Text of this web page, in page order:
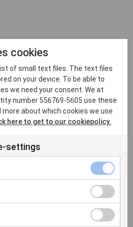
för att ansluta
cookies
of small text files. The text files
on your device. To be able to
we need your consent. We at
number 556769-5605 use these
about which cookies we use
here to get to our cookiepolicy.
settings